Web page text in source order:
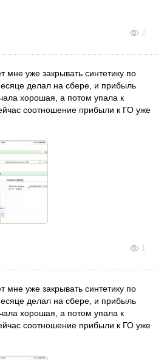
2
мне уже закрывать синтетику по
делал на сбере, и прибыль
хорошая, а потом упала к
соотношение прибыли к ГО уже
1
мне уже закрывать синтетику по
делал на сбере, и прибыль
хорошая, а потом упала к
соотношение прибыли к ГО уже